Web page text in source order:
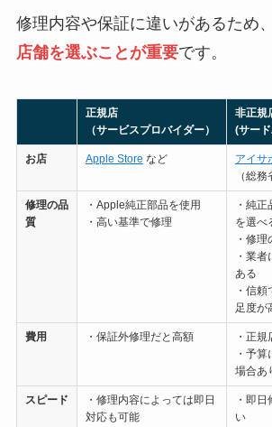
修理内容や保証に違いがあるため、
店舗を選ぶことが重要です。
正規店
（サービスプロバイダー）
非正規
(サー
お店 Apple Store など アイサ
（総
修理の品
質
・Apple純正部品を使用
・高い基準で修理
・純
を選べ
・修
・業
ある
・信
足度が
費用 ・保証外修理だと高額
・正
・予
場合あ
スピード
・修理内容によっては即日
対応も可能
・即
い